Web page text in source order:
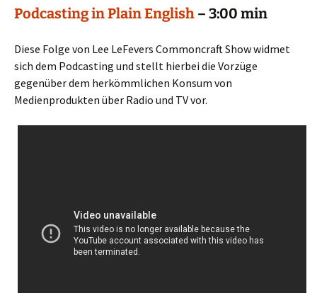
Podcasting in Plain English – 3:00 min
Diese Folge von Lee LeFevers Commoncraft Show widmet
sich dem Podcasting und stellt hierbei die Vorzüge
gegenüber dem herkömmlichen Konsum von
Medienprodukten über Radio und TV vor.